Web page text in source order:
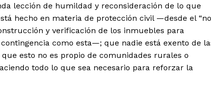
lección de humildad y reconsideración de lo que
hecho en materia de protección civil —desde el “no
y verificación de los inmuebles para
como esta—; que nadie está exento de
esto no es propio de comunidades rurales o
todo lo que sea necesario para reforzar la